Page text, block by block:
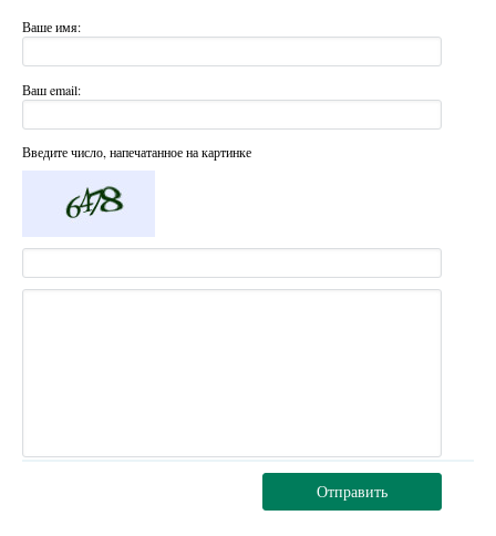
Ваше имя:
Ваш email:
Введите число, напечатанное на картинке
Отправить